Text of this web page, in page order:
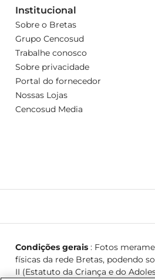
Institucional
Sobre o Bretas
Grupo Cencosud
Trabalhe conosco
Sobre privacidade
Portal do fornecedor
Nossas Lojas
Cencosud Media
Condições gerais: Fotos
físicas da rede Bretas, podendo
II (Estatuto da Criança e do